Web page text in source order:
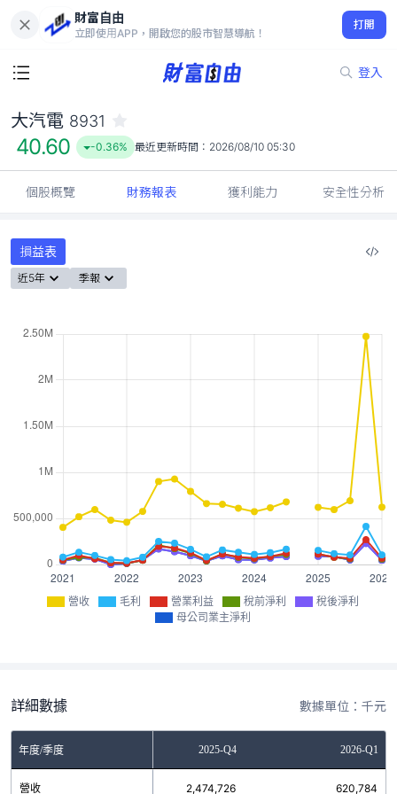
財富自由
立即使用APP，開啟您的股市智慧導航！
打開
登入
40.60
-0.36%
大汽電 8931
40.60 -0.36% 最近更新時間： 2026/08/10 05:30
個股概覽 財務報表 獲利能力 安全性分析
損益表
近5年 季報
營收 毛利 營業利益 稅前淨利
稅後淨利
母公司業主淨利
詳細數據 數據單位：千元
年度/季度2025-Q3 2025-Q4 2026-Q1
營收 2,474,726 620,784